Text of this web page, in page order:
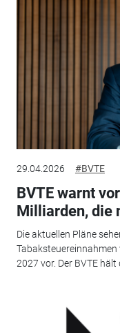
29.04.2026 #BVTE
BVTE warnt
Milliarden, die
Die aktuellen Pläne
Tabaksteuereinnahmen
2027 vor. Der BVTE